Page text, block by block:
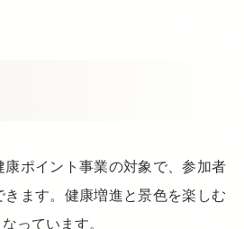
康ポイント事業の対象で、参加者
きます。健康増進と景色を楽しむ
っています。